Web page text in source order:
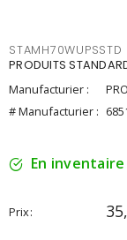
STAMH70WUPSSTD
PRODUITS
Manufacturier :
# Manufacturier :
En inventaire
Prix